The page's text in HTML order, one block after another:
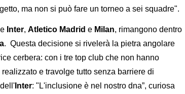
ma non si può fare un torneo a sei squadre".
Inter, Atletico Madrid e Milan, rimangono dentro
. Questa decisione si rivelerà la pietra angolare
cerbera: con i tre top club che non hanno
e travolge tutto senza barriere di
Inter: "L'inclusione è nel nostro dna”, curiosa